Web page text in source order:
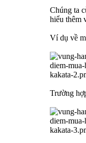
Chúng ta
hiểu thêm
Ví dụ về
Trường